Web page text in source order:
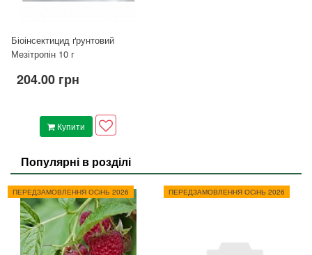
Біоінсектицид ґрунтовий
Мезітропін 10 г
204.00 грн
Купити
Популярні в розділі
ПЕРЕДЗАМОВЛЕННЯ ОСіНЬ 2026 ПЕРЕДЗАМОВЛЕННЯ ОСіНЬ 2026